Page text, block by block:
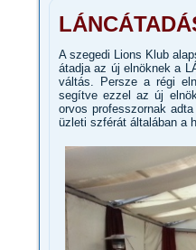
A szegedi Lions Klub
átadja az új elnöknek a
váltás. Persze a régi
segítve ezzel az új
orvos professzornak
üzleti szférát általában a